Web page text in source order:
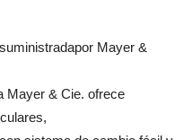
Mayer &
Mayer & Cie. ofrece